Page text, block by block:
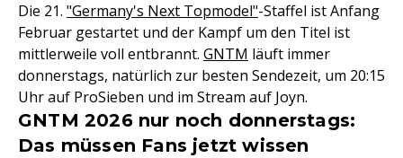
Die 21. "Germany's Next Topmodel"-Staffel ist Anfang
Februar gestartet und der Kampf um den Titel ist
mittlerweile voll entbrannt. GNTM läuft immer
donnerstags, natürlich zur besten Sendezeit, um 20:15
Uhr auf ProSieben und im Stream auf Joyn.
GNTM 2026 nur noch donnerstags:
Das müssen Fans jetzt wissen